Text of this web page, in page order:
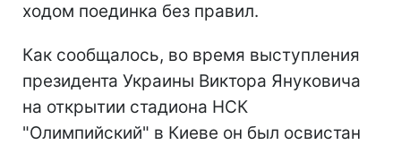
ходом поединка без правил.
Как сообщалось, во время выступления
президента Украины Виктора Януковича
на открытии стадиона НСК
"Олимпийский" в Киеве он был освистан